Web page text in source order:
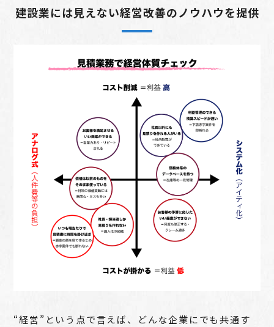
建設業には見えない経営改善のノウハウを提供
“経営”という点で言えば、どんな企業にでも共通す